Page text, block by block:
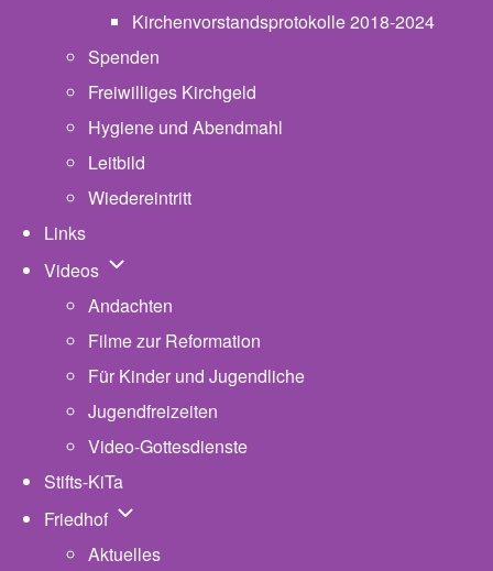
Kirchenvorstandsprotokolle 2018-2024
Spenden
Freiwilliges Kirchgeld
Hygiene und Abendmahl
Leitbild
Wiedereintritt
Links
Videos Unternavigation von Videos
Andachten
Filme zur Reformation
Für Kinder und Jugendliche
Jugendfreizeiten
Video-Gottesdienste
Stifts-KiTa
Friedhof Unternavigation von Friedhof
Aktuelles